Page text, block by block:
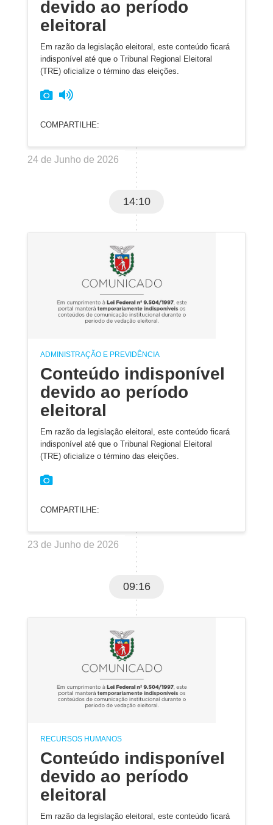
devido ao período
eleitoral
Em razão da legislação eleitoral, este conteúdo ficará
indisponível até que o Tribunal Regional Eleitoral
(TRE) oficialize o término das eleições.
COMPARTILHE:
24 de Junho de 2026
14:10
ADMINISTRAÇÃO E PREVIDÊNCIA
Conteúdo indisponível
devido ao período
eleitoral
Em razão da legislação eleitoral, este conteúdo ficará
indisponível até que o Tribunal Regional Eleitoral
(TRE) oficialize o término das eleições.
COMPARTILHE:
23 de Junho de 2026
09:16
RECURSOS HUMANOS
Conteúdo indisponível
devido ao período
eleitoral
Em razão da legislação eleitoral, este conteúdo ficará